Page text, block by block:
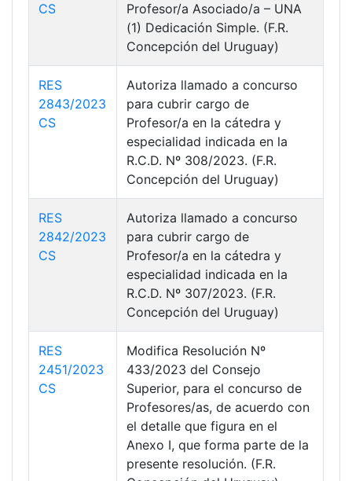
CS
Profesor/a Asociado/a – UNA
(1) Dedicación Simple. (F.R.
Concepción del Uruguay)
RES
2843/2023
CS
Autoriza llamado a concurso
para cubrir cargo de
Profesor/a en la cátedra y
especialidad indicada en la
R.C.D. Nº 308/2023. (F.R.
Concepción del Uruguay)
RES
2842/2023
CS
Autoriza llamado a concurso
para cubrir cargo de
Profesor/a en la cátedra y
especialidad indicada en la
R.C.D. Nº 307/2023. (F.R.
Concepción del Uruguay)
RES
2451/2023
CS
Modifica Resolución Nº
433/2023 del Consejo
Superior, para el concurso de
Profesores/as, de acuerdo con
el detalle que figura en el
Anexo I, que forma parte de la
presente resolución. (F.R.